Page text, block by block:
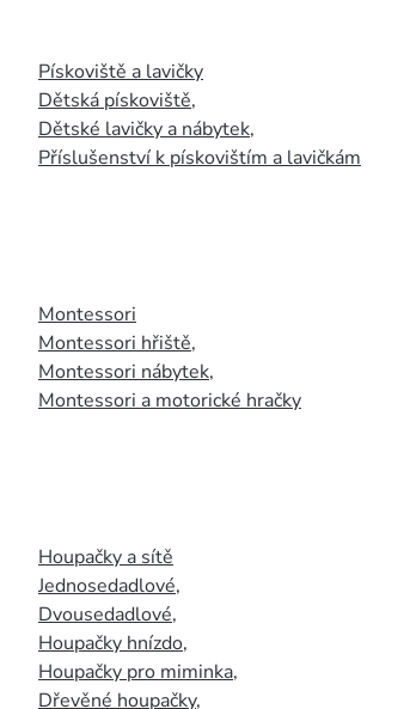
Pískoviště a lavičky
Dětská pískoviště,
Dětské lavičky a nábytek,
Příslušenství k pískovištím a lavičkám
Montessori
Montessori hřiště,
Montessori nábytek,
Montessori a motorické hračky
Houpačky a sítě
Jednosedadlové,
Dvousedadlové,
Houpačky hnízdo,
Houpačky pro miminka,
Dřevěné houpačky,